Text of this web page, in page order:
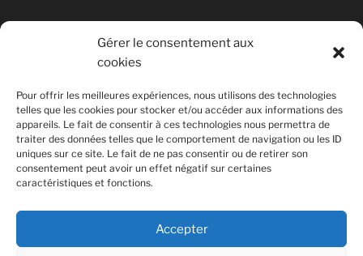
Gérer le consentement aux
cookies
Pour offrir les meilleures expériences, nous utilisons des technologies
telles que les cookies pour stocker et/ou accéder aux informations des
appareils. Le fait de consentir à ces technologies nous permettra de
traiter des données telles que le comportement de navigation ou les ID
uniques sur ce site. Le fait de ne pas consentir ou de retirer son
consentement peut avoir un effet négatif sur certaines
caractéristiques et fonctions.
Accepter
© Copyright Quentin PETITEVILLE
France - 2008 - 2025
All Rights Reserved
Non affilié à la SACEM